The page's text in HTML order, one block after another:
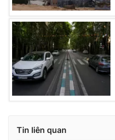
Tin liên quan